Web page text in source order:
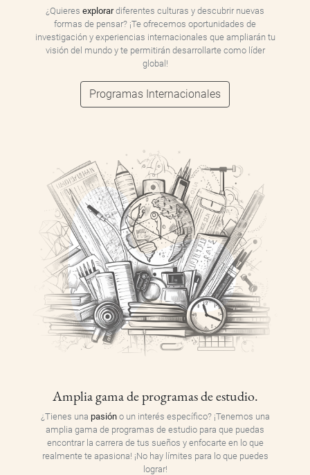
¿Quieres explorardiferentes culturas y descubrir nuevas
formas de pensar? ¡Te ofrecemos oportunidades de
investigación y experiencias internacionales que ampliarán tu
visión del mundo y te permitirán desarrollarte como líder
global!
Programas Internacionales
Amplia gama de programas de estudio.
¿Tienes una pasióno un interés específico? ¡Tenemos una
amplia gama de programas de estudio para que puedas
encontrar la carrera de tus sueños y enfocarte en lo que
realmente te apasiona! ¡No hay límites para lo que puedes
lograr!